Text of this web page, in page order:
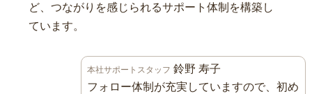
ど、つながりを感じられるサポート体制を構築し
ています。
本社サポートスタッフ 鈴野 寿子
フォロー体制が充実していますので、初め